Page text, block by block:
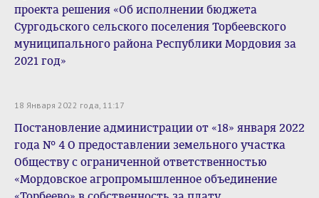
проекта решения «Об исполнении бюджета
Сургодьского сельского поселения Торбеевского
муниципального района Республики Мордовия за
2021 год»
18 Января 2022 года, 11:17
Постановление администрации от «18» января 2022
года № 4 О предоставлении земельного участка
Обществу с ограниченной ответственностью
«Мордовское агропромышленное объединение